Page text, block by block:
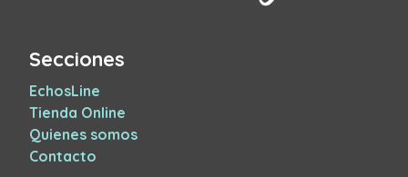
Secciones
EchosLine
Tienda Online
Quienes somos
Contacto